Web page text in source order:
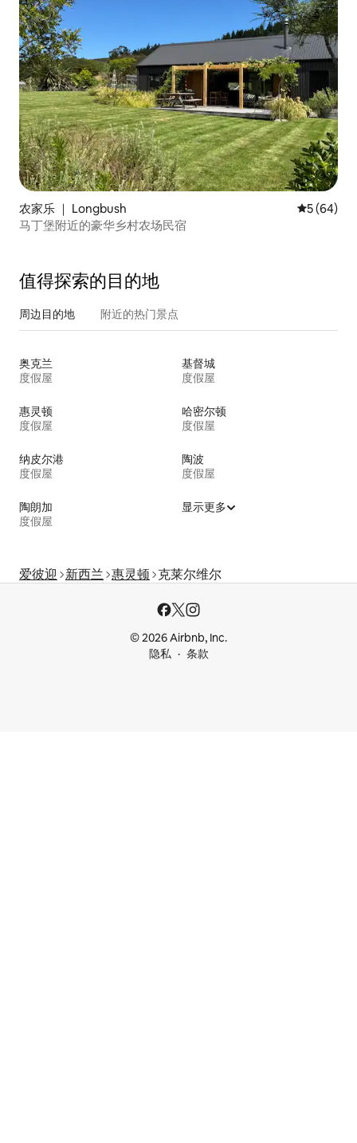
农家乐 ｜ Longbush 平均评分
5 (64)
马丁堡附近的豪华乡村农场民宿
值得探索的目的地
周边目的地 附近的热门景点
奥克兰
度假屋
基督城
度假屋
惠灵顿
度假屋
哈密尔顿
度假屋
纳皮尔港
度假屋
陶波
度假屋
陶朗加
度假屋
显示更多
爱彼迎 新西兰 惠灵顿 克莱尔维尔
© 2026 Airbnb, Inc.
隐私
条款